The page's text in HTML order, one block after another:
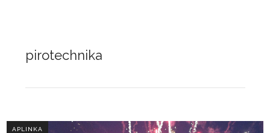
pirotechnika
APLINKA